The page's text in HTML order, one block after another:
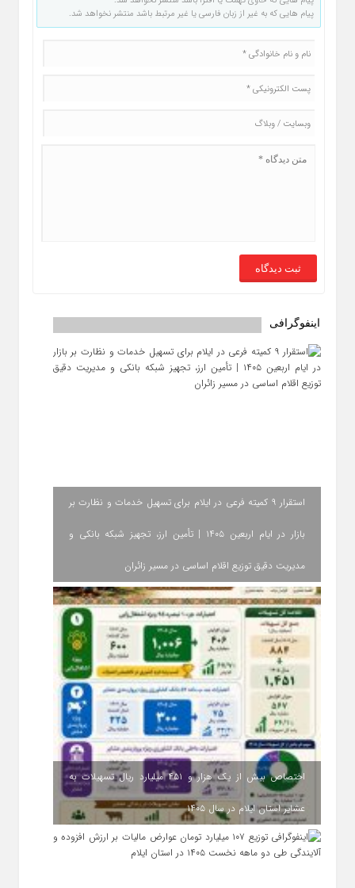
پیام هایی که به غیر از زبان فارسی یا غیر مرتبط باشد منتشر نخواهد شد.
اینفوگرافی
استقرار ۹ کمیته فرعی در ایلام برای تسهیل خدمات و نظارت بر
بازار در ایام اربعین ۱۴۰۵ | تأمین ارز، تجهیز شبکه بانکی و
مدیریت دقیق توزیع اقلام اساسی در مسیر زائران
اختصاص بیش از یک هزار و ۴۵۱ میلیارد ریال تسهیلات به
عشایر استان ایلام در سال ۱۴۰۵